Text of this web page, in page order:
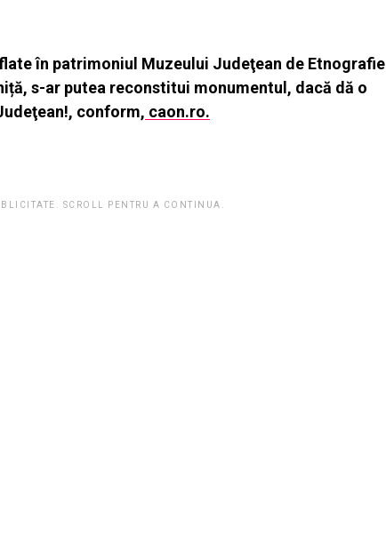
în patrimoniul Muzeului Judeţean de Etnografie
s-ar putea reconstitui monumentul, dacă dă o
conform, caon.ro.
SCROLL PENTRU A CONTINUA.